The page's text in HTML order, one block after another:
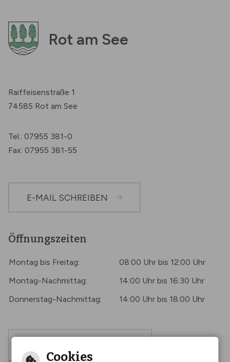
Rot am See
Raiffeisenstraße 1
74585 Rot am See
Tel.: 07955 381-0
Fax: 07955 381-55
E-MAIL SCHREIBEN
Öffnungszeiten
Montag bis Freitag:
08:00 Uhr bis 12:00 Uhr
Montag-Nachmittag:
14:00 Uhr bis 16:30 Uhr
Donnerstag-Nachmittag:
14:00 Uhr bis 18:00 Uhr
Cookies